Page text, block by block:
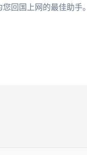
回国上网的最佳助手。